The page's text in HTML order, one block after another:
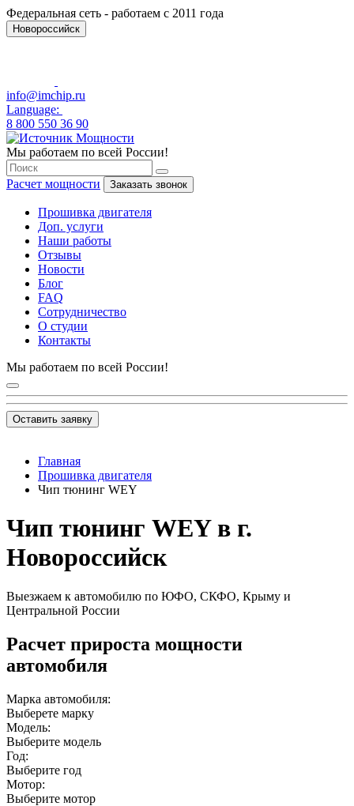
Федеральная сеть - работаем с 2011 года
Новороссийск
info@imchip.ru
Language:
8 800 550 36 90
Мы работаем по всей России!
Расчет мощности Заказать звонок
Прошивка двигателя
Доп. услуги
Наши работы
Отзывы
Новости
Блог
FAQ
Сотрудничество
О студии
Контакты
Мы работаем по всей России!
Оставить заявку
Главная
Прошивка двигателя
Чип тюнинг WEY
Чип тюнинг WEY в г.
Новороссийск
Выезжаем к автомобилю по ЮФО, СКФО, Крыму и
Центральной России
Расчет прироста мощности
автомобиля
Марка автомобиля:
Выберете марку
Модель:
Выберите модель
Год:
Выберите год
Мотор:
Выберите мотор